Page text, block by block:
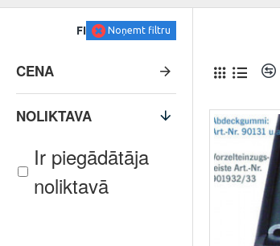
FILTRSNoņemt filtru
CENA
NOLIKTAVA
Ir piegādātāja
noliktavā